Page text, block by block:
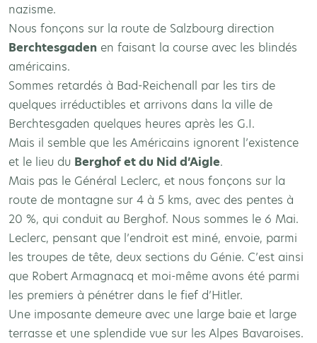
nazisme.
Nous fonçons sur la route de Salzbourg direction
Berchtesgaden en faisant la course avec les blindés
américains.
Sommes retardés à Bad-Reichenall par les tirs de
quelques irréductibles et arrivons dans la ville de
Berchtesgaden quelques heures après les G.I.
Mais il semble que les Américains ignorent l’existence
et le lieu du Berghof et du Nid d’Aigle.
Mais pas le Général Leclerc, et nous fonçons sur la
route de montagne sur 4 à 5 kms, avec des pentes à
20 %, qui conduit au Berghof. Nous sommes le 6 Mai.
Leclerc, pensant que l’endroit est miné, envoie, parmi
les troupes de tête, deux sections du Génie. C’est ainsi
que Robert Armagnacq et moi-même avons été parmi
les premiers à pénétrer dans le fief d’Hitler.
Une imposante demeure avec une large baie et large
terrasse et une splendide vue sur les Alpes Bavaroises.